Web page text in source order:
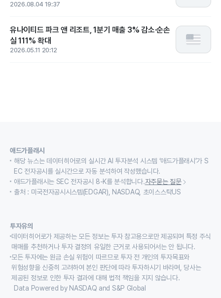
2026.08.04 19:37
유나이티드 파크 앤 리조트, 1분기 매출 3% 감소·순손
실 111% 확대
2026.05.11 20:12
애드가플래시
해당 뉴스는 데이터히어로의 실시간 AI 투자분석 시스템 ‘애드가플래시’가 S
EC 전자공시를 실시간으로 자동 분석하여 작성했습니다.
애드가플래시는 SEC 전자공시 8-K를 분석합니다.자주묻는 질문
출처 : 미국전자공시시스템(EDGAR), NASDAQ, 초이스스탁US
투자유의
데이터히어로가 제공하는 모든 정보는 투자 참고용으로만 제공되며 특정 주식
매매를 추천하거나 투자 결정의 유일한 근거로 사용되어서는 안 됩니다.
모든 투자에는 원금 손실 위험이 따르므로 투자 전 개인의 투자목표와
위험성향을 신중히 고려하여 본인 판단에 따라 투자하시기 바라며, 당사는
제공된 정보로 인한 투자 결과에 대해 법적 책임을 지지 않습니다.
Data Powered by NASDAQ and S&P Global